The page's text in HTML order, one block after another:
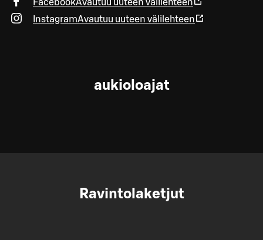
FacebookAvautuu uuteen välilehteen
InstagramAvautuu uuteen välilehteen
aukioloajat
Ravintolaketjut